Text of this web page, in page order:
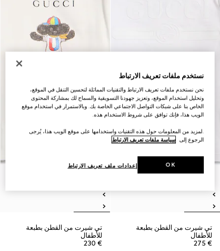
تي شيرت من القطن بطبعة
للأطفال
€ 275
تي شيرت من القطن بطبعة
للأطفال
€ 230
نستخدم ملفات تعريف الارتباط
نحن نستخدم ملفات تعريف الارتباط والتقنيات المماثلة لتحسين التنقل في الموقع،
وتحليل استخدام الموقع، وتعزيز جهودنا التسويقية والسماح لك بمشاركة المحتوى
الخاص بنا على شبكات التواصل الاجتماعي الخاصة بك. وبالاستمرار في استخدام موقع
الويب هذا، فإنك توافق على شروط الاستخدام هذه.
.لمزيد من المعلومات حول هذه التقنيات واستخدامها على موقع الويب هذا، يُرجى
الرجوع إلى سياسة ملفات تعريف الارتباط
إعدادات ملف تعريف الارتباط OK